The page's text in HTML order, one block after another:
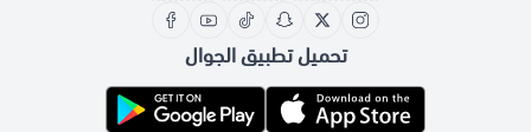
تحميل تطبيق الجوال